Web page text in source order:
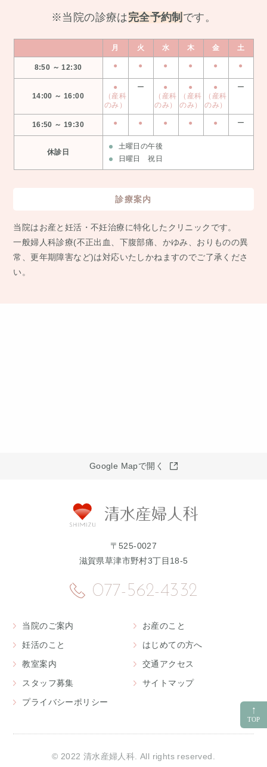
Google Mapで開く
※当院の診療は完全予約制 です。
月 火 水 木 金 土
8:50 ～ 12:30 ● ● ● ● ● ●
14:00 ～ 16:00
●
（産科
のみ）
ー
●
（産科
のみ）
●
（産科
のみ）
●
（産科
のみ）
ー
16:50 ～ 19:30 ● ● ● ● ● ー
休診日
土曜日の午後
日曜日 祝日
診療案内
当院はお産と妊活・不妊治療に特化したクリニックです。
⼀般婦⼈科診療(不正出⾎、下腹部痛、かゆみ、おりものの異
常、更年期障害など)は対応いたしかねますのでご了承くださ
い。
〒525-0027
滋賀県草津市野村3丁目18-5
077-562-4332
当院のご案内
お産のこと
妊活のこと
はじめての方へ
教室案内
交通アクセス
スタッフ募集
サイトマップ
プライバシーポリシー
© 2022 清水産婦人科. All rights reserved.